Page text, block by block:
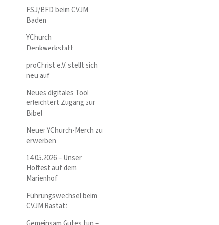
FSJ/BFD beim CVJM
Baden
YChurch
Denkwerkstatt
proChrist e.V. stellt sich
neu auf
Neues digitales Tool
erleichtert Zugang zur
Bibel
Neuer YChurch-Merch zu
erwerben
14.05.2026 – Unser
Hoffest auf dem
Marienhof
Führungswechsel beim
CVJM Rastatt